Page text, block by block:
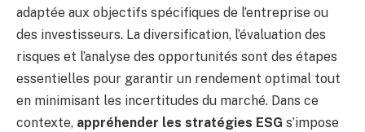
adaptée aux objectifs spécifiques de l’entreprise ou
des investisseurs. La diversification, l’évaluation des
risques et l’analyse des opportunités sont des étapes
essentielles pour garantir un rendement optimal tout
en minimisant les incertitudes du marché. Dans ce
contexte, appréhender les stratégies ESG s’impose